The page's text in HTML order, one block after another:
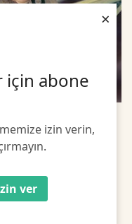
abone
izin verin,
ver
×